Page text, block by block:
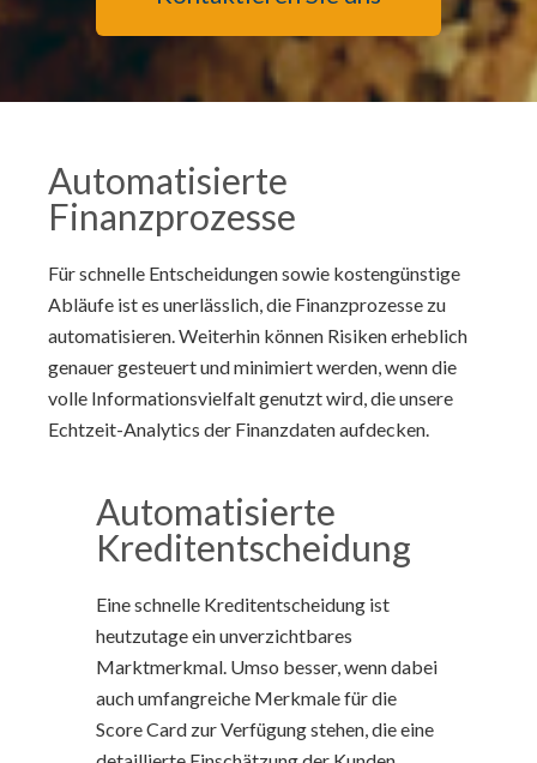
Automatisierte
Finanzprozesse
Für schnelle Entscheidungen sowie kostengünstige
Abläufe ist es unerlässlich, die Finanzprozesse zu
automatisieren. Weiterhin können Risiken erheblich
genauer gesteuert und minimiert werden, wenn die
volle Informationsvielfalt genutzt wird, die unsere
Echtzeit-Analytics der Finanzdaten aufdecken.
Automatisierte
Kreditentscheidung
Eine schnelle Kreditentscheidung ist
heutzutage ein unverzichtbares
Marktmerkmal. Umso besser, wenn dabei
auch umfangreiche Merkmale für die
Score Card zur Verfügung stehen, die eine